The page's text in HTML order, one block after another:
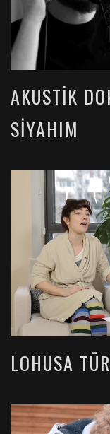
AKUSTIK
SIYAHIM
LOHUSA